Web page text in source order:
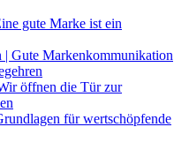
gute Marke ist ein
Gute Markenkommunikation
öffnen die Tür zur
für wertschöpfende